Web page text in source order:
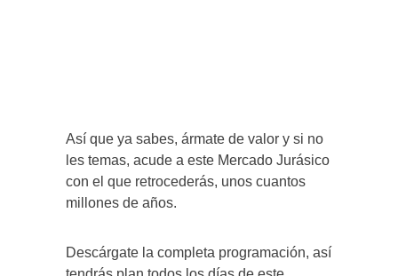
Así que ya sabes, ármate de valor y si no
les temas, acude a este Mercado Jurásico
con el que retrocederás, unos cuantos
millones de años.
Descárgate la completa programación, así